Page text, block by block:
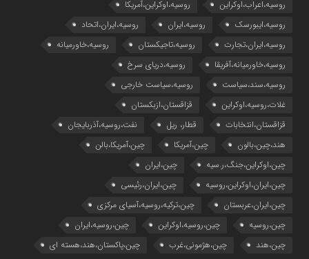
روسیه،اعراب،اوکراین
روسیه،اوکراین،آمریکا
روسیه،ایبورسک
روسیه،ایران
روسیه،ایران،اتحاد
روسیه،ایران،تجارت
روسیه،تاجیکستان
روسیه،خاورمیانه
روسیه،خاورمیانه،آفریقا
روسیه،دریای سرخ
روسیه،سند،سیاست
روسیه،سیاست خارجی
غلات،روسیه،اوکراین
قزاقستان،ازبکستان
قزاقستان،انتخابات
قطار، ریل
نفت،روسیه،آذربایجان
هند،چین،بالون
چین،آمریکا
چین،آمریکا،بالن
چین،اوکراین،جنگ،ر.سیه
چین،ایران
چین،ایران،اوکراین،روسیه
چین،ایران،رئیسی
چین،ایران،عربستان
چین،ترکیه،روسیه،آسیای مرکزی
چین،روسیه
چین،روسیه،اوکراین
چین،روسیه،ایران
چین،هند
چین،هژمونی،غرب چین،پاکستان،هند،هسته ای